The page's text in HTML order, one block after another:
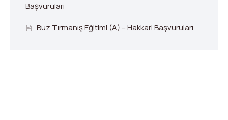
Başvuruları
Buz Tırmanış Eğitimi (A) – Hakkari Başvuruları